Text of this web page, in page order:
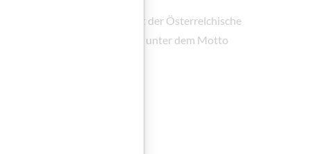
Schulwesen. Daher fördert der Österreichische
Praxis unter dem Motto